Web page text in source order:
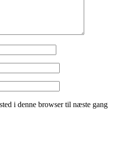
i denne browser til næste gang